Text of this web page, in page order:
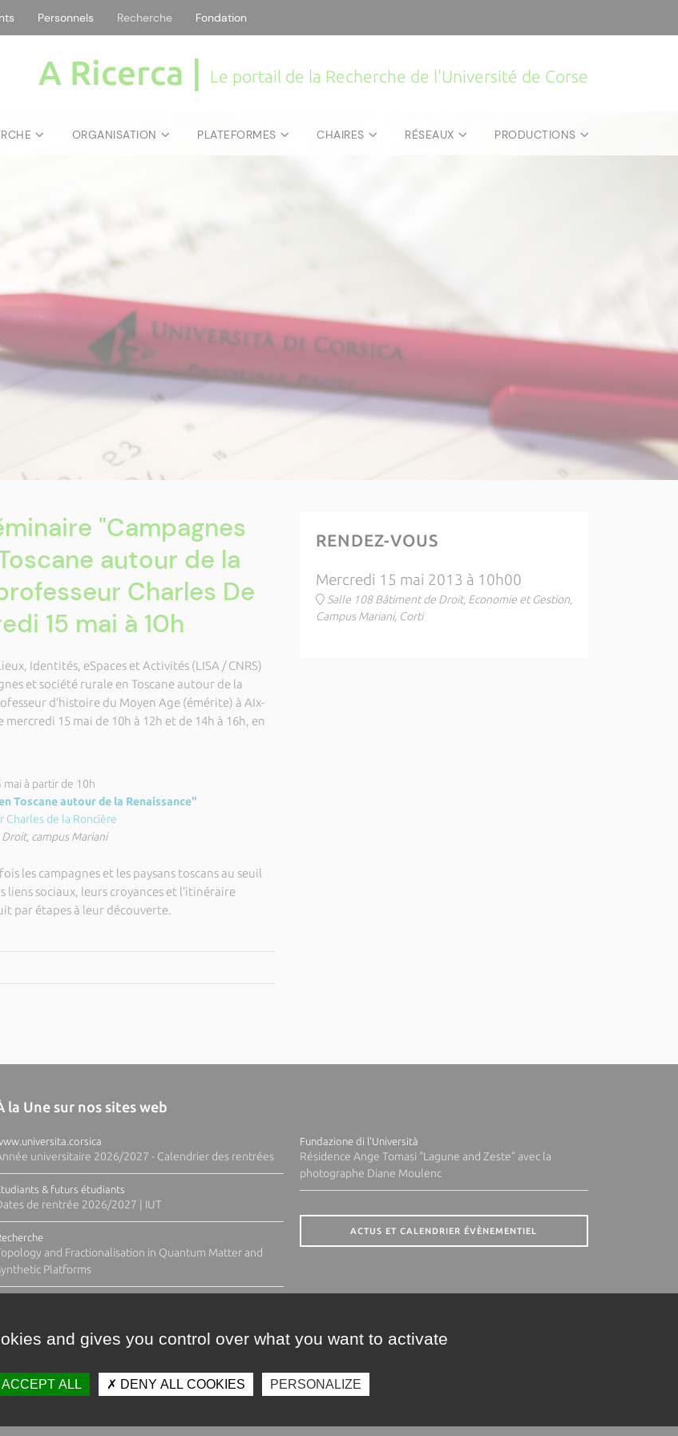
Personnels Recherche Fondation
A Ricerca | Le portail de la Recherche de l'Université de Corse
ORGANISATION PLATEFORMES CHAIRES RÉSEAUX PRODUCTIONS
"Campagnes
autour de la
Charles De
15 mai à 10h
Identités, eSpaces et Activités (LISA / CNRS)
et société rurale en Toscane autour de la
d’histoire du Moyen Age (émérite) à AIx-
15 mai de 10h à 12h et de 14h à 16h, en
mai à partir de 10h
Toscane autour de la Renaissance"
Charles de la Roncière
Droit, campus Mariani
les campagnes et les paysans toscans au seuil
liens sociaux, leurs croyances et l’itinéraire
par étapes à leur découverte.
RENDEZ-VOUS
Mercredi 15 mai 2013 à 10h00
Salle 108 Bâtiment de Droit, Economie et Gestion,
Campus Mariani, Corti
la Une sur nos sites web
universitaire 2026/2027 - Calendrier des rentrées
& futurs étudiants
de rentrée 2026/2027 | IUT
and Fractionalisation in Quantum Matter and
Platforms
Fundazione di l'Università
Résidence Ange Tomasi "Lagune and Zeste" avec la
photographe Diane Moulenc
ACTUS ET CALENDRIER ÉVÈNEMENTIEL
and gives you control over what you want to activate
ALL DENY ALL COOKIES PERSONALIZE